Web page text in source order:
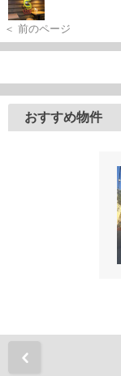
＜ 前のページ
おすすめ物件